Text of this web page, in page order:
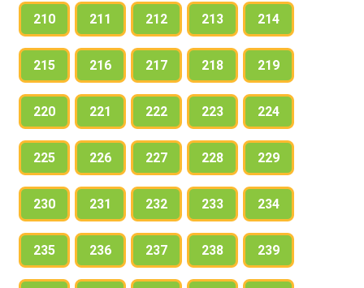
210 211 212 213 214
215 216 217 218 219
220 221 222 223 224
225 226 227 228 229
230 231 232 233 234
235 236 237 238 239